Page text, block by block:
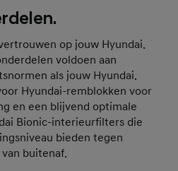
op jouw Hyundai.
voldoen aan
als jouw Hyundai.
Hyundai-remblokken voor
en een blijvend optimale
Bionic-interieurfilters die
bieden tegen
buitenaf.